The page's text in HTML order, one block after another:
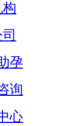
孕
询
心